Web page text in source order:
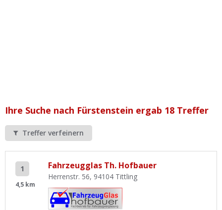
Ihre Suche nach Fürstenstein ergab 18 Treffer
Treffer verfeinern
1
4,5 km
Fahrzeugglas Th. Hofbauer
Herrenstr. 56, 94104 Tittling